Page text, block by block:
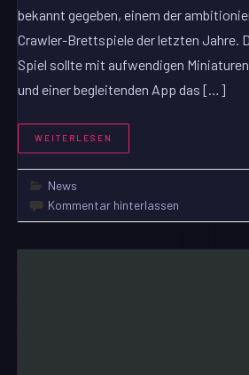
bekannt gegeben, einem der
Crawler-Brettspiele der letzten Jahre.
Spiel sollte mit aufwendigen
und einer begleitenden App das […]
WEITERLESEN
News
Kommentar hinterlassen